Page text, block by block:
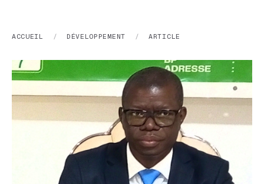
ACCUEIL / DÉVELOPPEMENT / ARTICLE